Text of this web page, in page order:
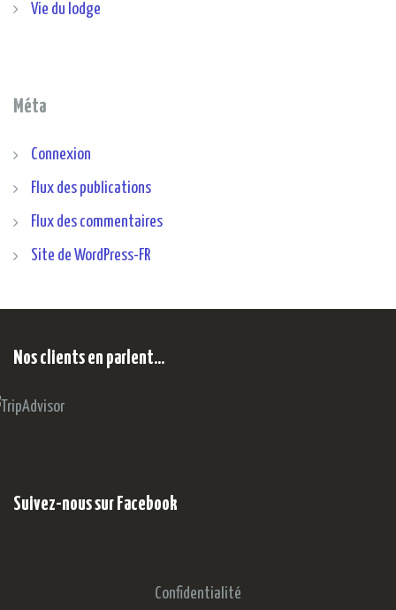
Vie du lodge
Méta
Connexion
Flux des publications
Flux des commentaires
Site de WordPress-FR
Nos clients en parlent…
Suivez-nous sur Facebook
Confidentialité